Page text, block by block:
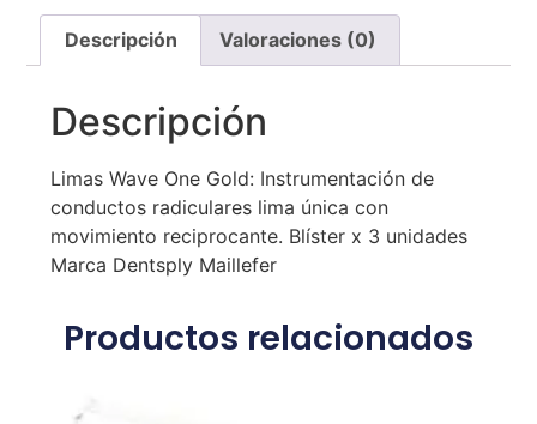
Descripción Valoraciones (0)
Descripción
Limas Wave One Gold: Instrumentación de
conductos radiculares lima única con
movimiento reciprocante. Blíster x 3 unidades
Marca Dentsply Maillefer
Productos relacionados